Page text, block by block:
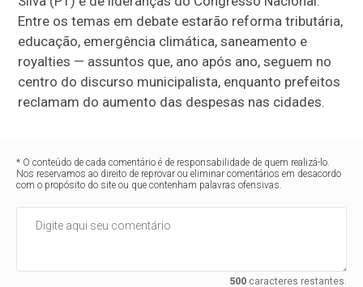
Entre os temas em debate estarão reforma tributária,
educação, emergência climática, saneamento e
royalties — assuntos que, ano após ano, seguem no
centro do discurso municipalista, enquanto prefeitos
reclamam do aumento das despesas nas cidades.
* O conteúdo de cada comentário é de responsabilidade de quem realizá-lo.
Nos reservamos ao direito de reprovar ou eliminar comentários em desacordo
com o propósito do site ou que contenham palavras ofensivas.
500caracteres restantes.